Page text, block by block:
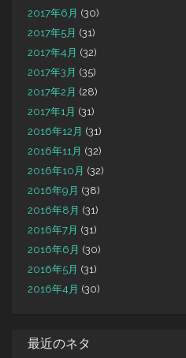
2017年6月 (30)
2017年5月 (31)
2017年4月 (32)
2017年3月 (35)
2017年2月 (28)
2017年1月 (31)
2016年12月 (31)
2016年11月 (32)
2016年10月 (32)
2016年9月 (38)
2016年8月 (31)
2016年7月 (31)
2016年6月 (30)
2016年5月 (31)
2016年4月 (30)
最近のネタ